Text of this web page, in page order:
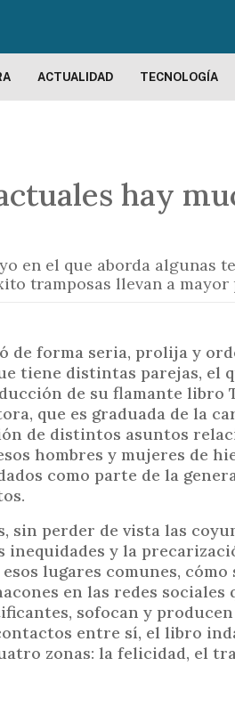
s
a
r
o
n
o
p
r
i
n
c
i
a
l
ACTUALIDAD TECNOLOGÍA
hay
en el que aborda algunas
tramposas llevan a
de forma seria, prolija y
tiene distintas parejas, el
de su flamante libro
que es graduada de la
de distintos asuntos
hombres y mujeres de
como parte de la
sin perder de vista las
inequidades y la
lugares comunes,
en las redes sociales
sofocan y
entre sí, el libro
zonas: la felicidad, el